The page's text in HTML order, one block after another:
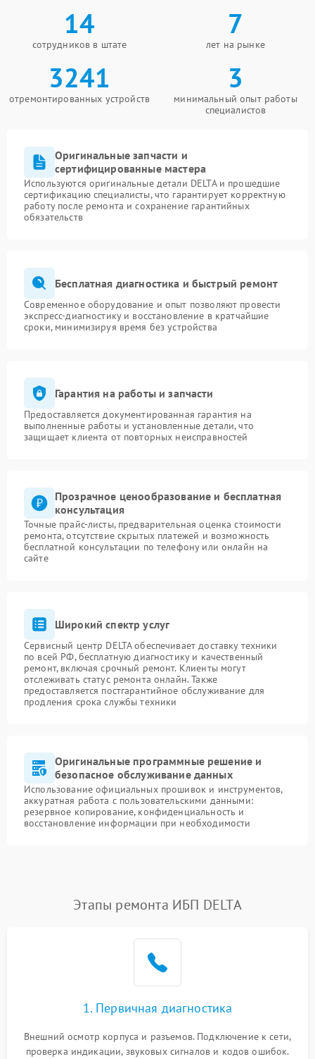
14
сотрудников в штате
7
лет на рынке
3241
отремонтированных устройств
3
минимальный опыт работы
специалистов
Оригинальные запчасти и
сертифицированные мастера
Используются оригинальные детали DELTA и прошедшие
сертификацию специалисты, что гарантирует корректную
работу после ремонта и сохранение гарантийных
обязательств
Бесплатная диагностика и быстрый ремонт
Современное оборудование и опыт позволяют провести
экспресс-диагностику и восстановление в кратчайшие
сроки, минимизируя время без устройства
Гарантия на работы и запчасти
Предоставляется документированная гарантия на
выполненные работы и установленные детали, что
защищает клиента от повторных неисправностей
Прозрачное ценообразование и бесплатная
консультация
Точные прайс-листы, предварительная оценка стоимости
ремонта, отсутствие скрытых платежей и возможность
бесплатной консультации по телефону или онлайн на
сайте
Широкий спектр услуг
Сервисный центр DELTA обеспечивает доставку техники
по всей РФ, бесплатную диагностику и качественный
ремонт, включая срочный ремонт. Клиенты могут
отслеживать статус ремонта онлайн. Также
предоставляется постгарантийное обслуживание для
продления срока службы техники
Оригинальные программные решение и
безопасное обслуживание данных
Использование официальных прошивок и инструментов,
аккуратная работа с пользовательскими данными:
резервное копирование, конфиденциальность и
восстановление информации при необходимости
Этапы ремонта ИБП DELTA
1. Первичная диагностика
Внешний осмотр корпуса и разъемов. Подключение к сети,
проверка индикации, звуковых сигналов и кодов ошибок.